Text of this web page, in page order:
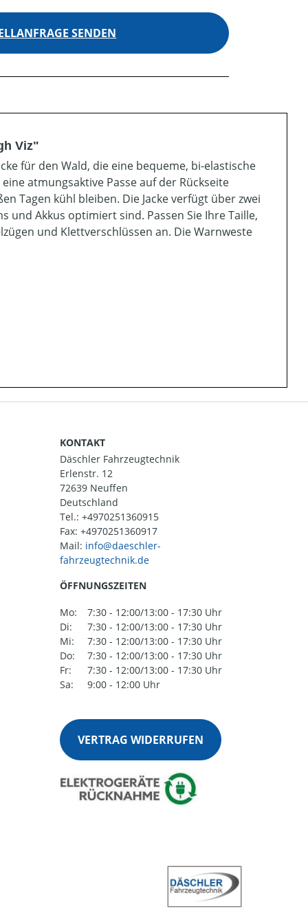
SENDEN
Viz"
für den Wald, die eine bequeme, bi-elastische
atmungsaktive Passe auf der Rückseite
Tagen kühl bleiben. Die Jacke verfügt über zwei
und Akkus optimiert sind. Passen Sie Ihre Taille,
und Klettverschlüssen an. Die Warnweste
KONTAKT
Däschler Fahrzeugtechnik
Erlenstr. 12
72639 Neuffen
Deutschland
Tel.: +4970251360915
Fax: +4970251360917
Mail:
ÖFFNUNGSZEITEN
Mo:
7:30 - 12:00/13:00 - 17:30 Uhr
Di:
7:30 - 12:00/13:00 - 17:30 Uhr
Mi:
7:30 - 12:00/13:00 - 17:30 Uhr
Do:
7:30 - 12:00/13:00 - 17:30 Uhr
Fr:
7:30 - 12:00/13:00 - 17:30 Uhr
Sa:
9:00 - 12:00 Uhr
VERTRAG WIDERRUFEN